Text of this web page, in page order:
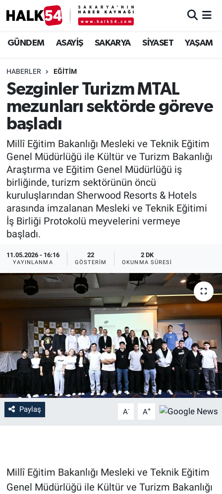
GÜNDEM ASAYİŞ SAKARYA SİYASET YAŞAM
HABERLER EĞİTİM
Sezginler Turizm MTAL
mezunları sektörde göreve
başladı
Millî Eğitim Bakanlığı Mesleki ve Teknik Eğitim
Genel Müdürlüğü ile Kültür ve Turizm Bakanlığı
Araştırma ve Eğitim Genel Müdürlüğü iş
birliğinde, turizm sektörünün öncü
kuruluşlarından Sherwood Resorts & Hotels
arasında imzalanan Mesleki ve Teknik Eğitimi
İş Birliği Protokolü meyvelerini vermeye
başladı.
11.05.2026 - 16:16
YAYINLANMA
22
GÖSTERIM
2 DK
OKUNMA SÜRESI
Paylaş A- A+
Millî Eğitim Bakanlığı Mesleki ve Teknik Eğitim
Genel Müdürlüğü ile Kültür ve Turizm Bakanlığı
GÜNDEM
YAŞAM
SAKARYA
SİYASET
EKONOMİ
SOKAK RÖPORTAJLARI
SPOR
EĞİTİM
MAGAZİN
ÖZEL HABER
HALK54 PANORAMA
Adapazarı Nöbetçi Eczaneler
Adapazarı Trafik Yoğunluk Haritası
Süper Lig Puan Durumu ve Fikstür
Tüm Manşetler
Son Dakika Haberleri
Haber Arşivi